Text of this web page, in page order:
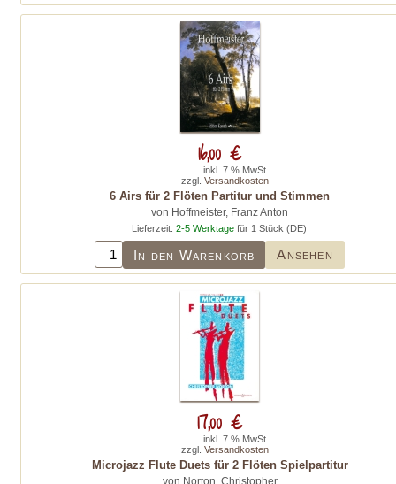
6 Airs für 2 Flöten Partitur und Stimmen
von Hoffmeister, Franz Anton
Lieferzeit:2-5 Werktage für 1 Stück (DE)
In den Warenkorb Ansehen
16,00 €
inkl. 7 % MwSt.
zzgl. Versandkosten
Microjazz Flute Duets für 2 Flöten Spielpartitur
von Norton, Christopher
17,00 €
inkl. 7 % MwSt.
zzgl. Versandkosten